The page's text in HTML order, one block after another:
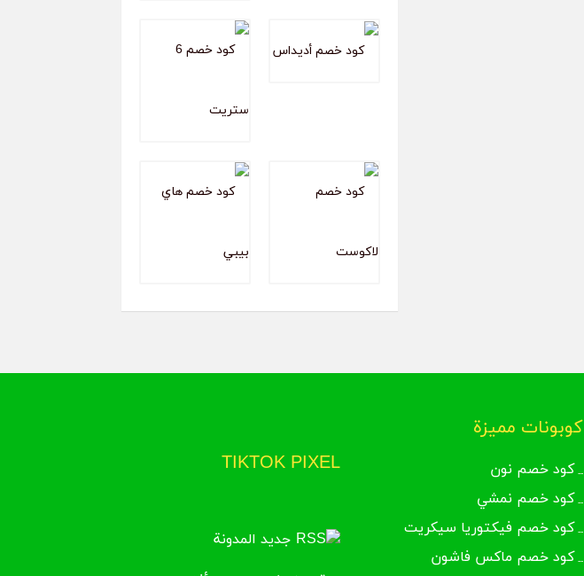
كوبونات مميزة
كود خصم نون
كود خصم نمشي
كود خصم فيكتوريا سيكريت
كود خصم ماكس فاشون
TIKTOK PIXEL
جديد المدونة